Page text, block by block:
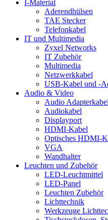
I-Material
Aderendhülsen
TAE Stecker
Telefonkabel
IT und Multimedia
Zyxel Networks
IT Zubehör
Multimedia
Netzwerkkabel
USB-Kabel und -
Audio & Video
Audio Adapterkabel
Audiokabel
Displayport
HDMI-Kabel
Optisches HDMI-
VGA
Wandhalter
Leuchten und Zubehör
LED-Leuchtmittel
LED-Panel
Leuchten Zubehör
Lichttechnik
Werkzeuge